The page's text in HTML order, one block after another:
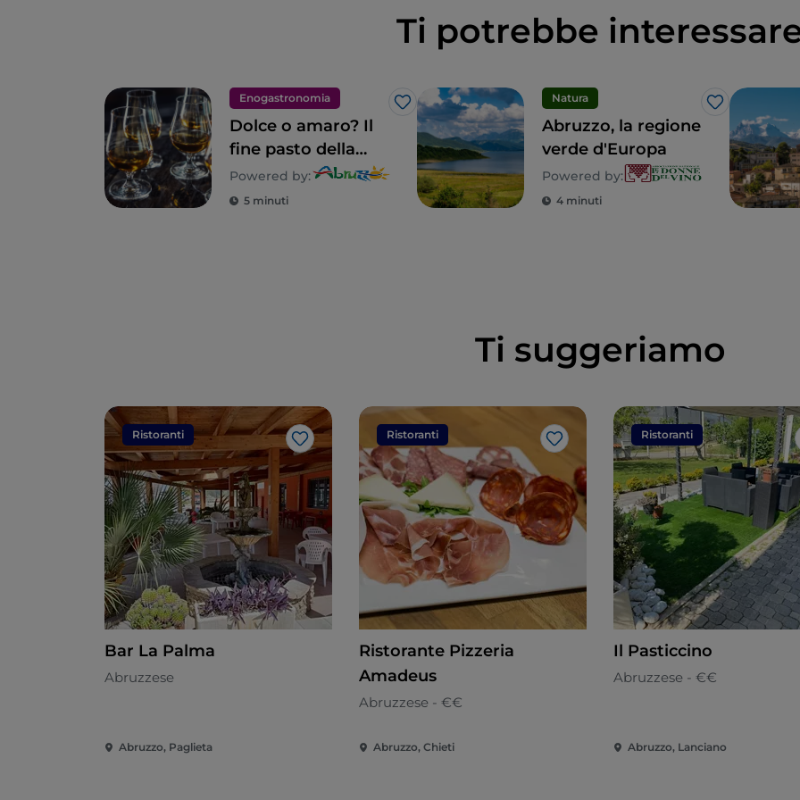
Ti potrebbe
Enogastronomia
Like
Dolce o amaro? Il
fine pasto della
tradizione
abruzzese
Powered by:
5 minuti
Natura
Like
Abruzzo, la regione
verde d'Europa
Powered by:
4 minuti
Ti suggeriamo
Ristoranti
Like
Bar La Palma
Abruzzese
Abruzzo, Paglieta
Ristoranti
Like
Ristorante Pizzeria
Amadeus
Abruzzese - €€
Abruzzo, Chieti
Ristoranti
Il Pasticcino
Abruzzese - €€
Abruzzo, Lanciano